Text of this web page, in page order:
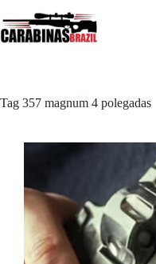
para
o
Tag 357 magnum 4 polegadas